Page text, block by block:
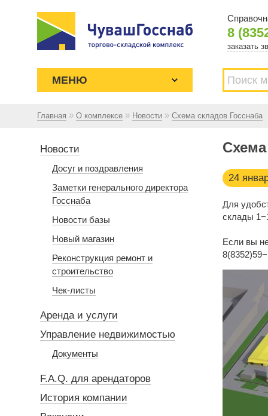
8
заказать
ЧУВАШГОССНАБ. Основан в 1925
году
МЕНЮ
Главная » О комплексе » Новости » Схема складов Госснаба
Новости
Досуг и поздравления
Заметки генерального директора
Госснаба
Новости базы
Новый магазин
Реконструкция ремонт и
строительство
Чек-листы
Аренда и услуги
Управление недвижимостью
Документы
F.A.Q. для арендаторов
История компании
24
Для
склады
Если вы